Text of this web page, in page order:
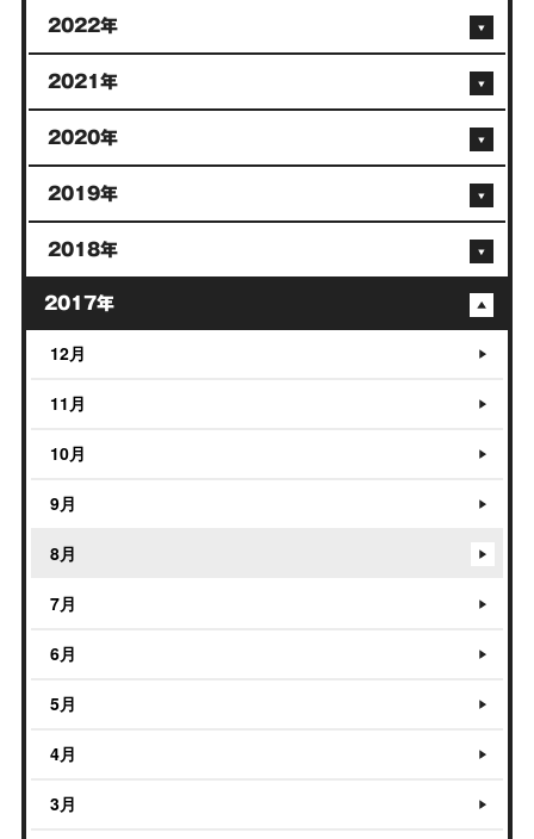
2022年
2021年
2020年
2019年
2018年
2017年
12月
11月
10月
9月
8月
7月
6月
5月
4月
3月